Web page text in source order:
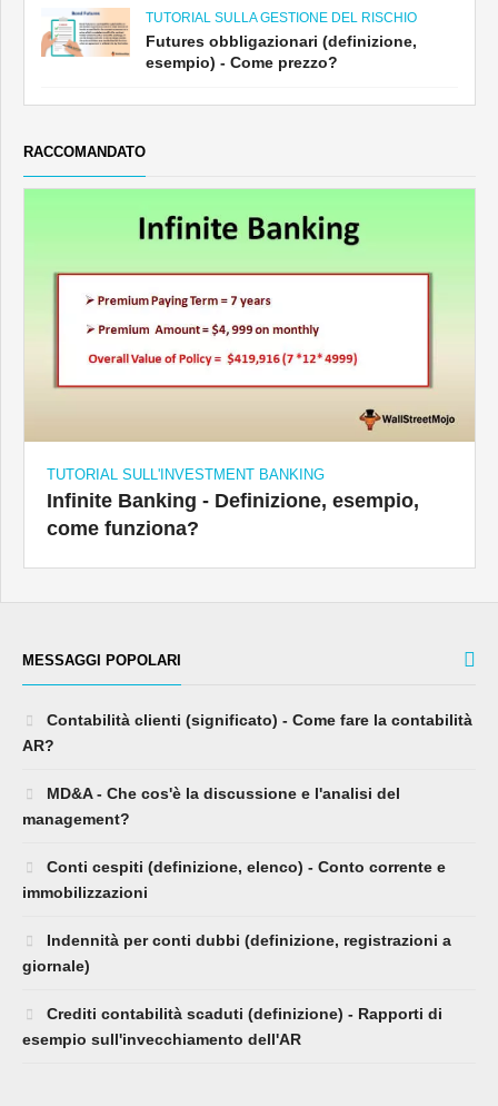
TUTORIAL SULLA GESTIONE DEL RISCHIO
Futures obbligazionari (definizione,
esempio) - Come prezzo?
RACCOMANDATO
TUTORIAL SULL'INVESTMENT BANKING
Infinite Banking - Definizione, esempio,
come funziona?
MESSAGGI POPOLARI
Contabilità clienti (significato) - Come fare la contabilità
AR?
MD&A - Che cos'è la discussione e l'analisi del
management?
Conti cespiti (definizione, elenco) - Conto corrente e
immobilizzazioni
Indennità per conti dubbi (definizione, registrazioni a
giornale)
Crediti contabilità scaduti (definizione) - Rapporti di
esempio sull'invecchiamento dell'AR